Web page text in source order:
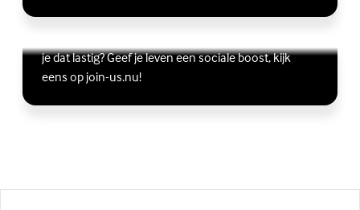
Vriendschap
je dat lastig? Geef je leven een sociale boost, kijk
eens op join-us.nu!
Lees meer over Vriendschap
(Externe link)